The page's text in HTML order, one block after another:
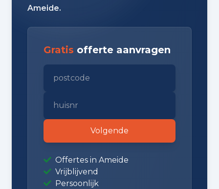
Ameide.
Gratis offerte aanvragen
Volgende
Offertes in Ameide
Vrijblijvend
Persoonlijk